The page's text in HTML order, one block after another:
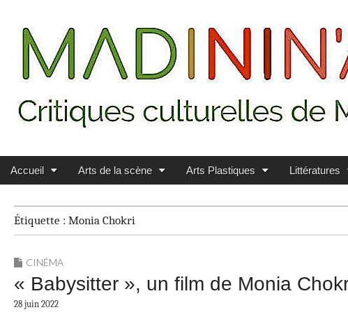
MADININ'ART
Main menu
Skip to content
Accueil Arts de la scène Arts Plastiques Littératures
Étiquette : Monia Chokri
CINÉMA
« Babysitter », un film de Monia
28 juin 2022